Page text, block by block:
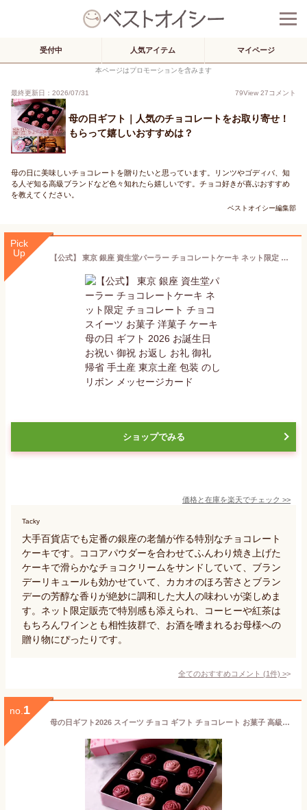
受付中 人気アイテム マイページ
本ページはプロモーションを含みます
最終更新日：2026/07/31 79View 27コメント
母の日ギフト｜人気のチョコレートをお取り寄せ！
もらって嬉しいおすすめは？
母の日に美味しいチョコレートを贈りたいと思っています。リンツやゴディバ、知
る人ぞ知る高級ブランドなど色々知れたら嬉しいです。チョコ好きが喜ぶおすすめ
を教えてください。
ベストオイシー編集部
Pick
Up
【公式】 東京 銀座 資生堂パーラー チョコレートケーキ ネット限定 チョコレート チョコ スイーツ お菓子 洋菓子 ケーキ 母の日 ギフト 2026 お誕生日 お祝い 御祝 お返し お礼 御礼 帰省 手土産 東京土産 包装 のし リボン メッセージカード
ショップでみる
価格と在庫を楽天でチェック >>
Tacky
大手百貨店でも定番の銀座の老舗が作る特別なチョコレート
ケーキです。ココアパウダーを合わせてふんわり焼き上げた
ケーキで滑らかなチョコクリームをサンドしていて、ブラン
デーリキュールも効かせていて、カカオのほろ苦さとブラン
デーの芳醇な香りが絶妙に調和した大人の味わいが楽しめま
す。ネット限定販売で特別感も添えられ、コーヒーや紅茶は
もちろんワインとも相性抜群で、お酒を嗜まれるお母様への
贈り物にぴったりです。
全てのおすすめコメント (1件) >
no. 1
母の日ギフト2026 スイーツ チョコ ギフト チョコレート お菓子 高級 おしゃれ 誕生日プレゼント 薔薇 チョコ 詰め合わせ 9粒 ホワイトチョコ かわいい 人気 プチギフト 内祝い お返し 出産祝い 結婚祝い 退職祝い お礼 お取り寄せスイーツ 洋菓子 誕生日スイーツ 送料無料